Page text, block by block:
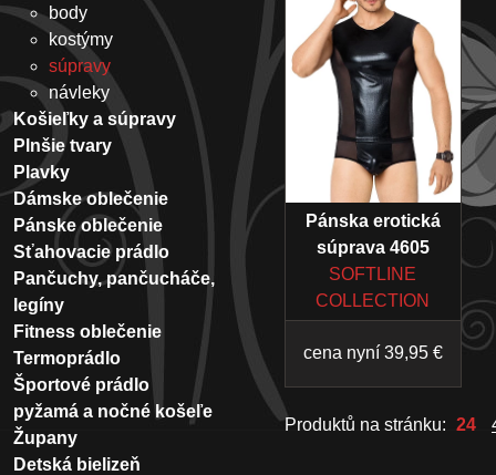
Pánska erotická
súprava 4605
SOFTLINE
COLLECTION
cena nyní 39,95 €
Produktů na stránku: 24
body
kostýmy
súpravy
návleky
Košieľky a súpravy
Plnšie tvary
Plavky
Dámske oblečenie
Pánske oblečenie
Sťahovacie prádlo
Pančuchy, pančucháče,
legíny
Fitness oblečenie
Termoprádlo
Športové prádlo
pyžamá a nočné košeľe
Župany
Detská bielizeň